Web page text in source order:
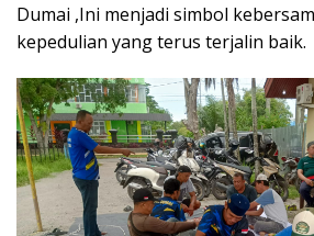
Dumai ,Ini menjadi simbol
kepedulian yang terus terjalin baik.